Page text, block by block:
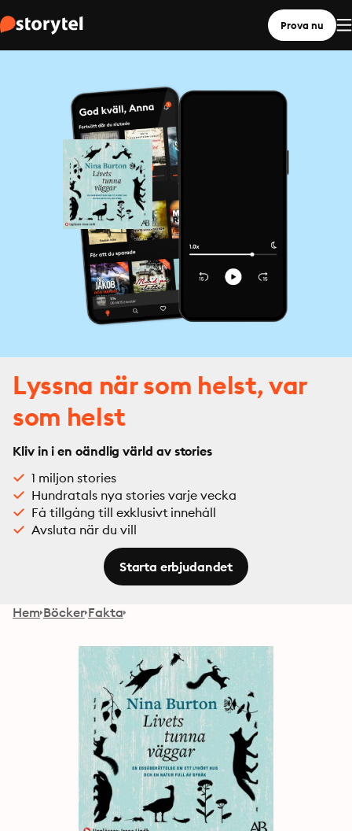
Prova nu
Lyssna när som helst, var
som helst
Kliv in i en oändlig värld av stories
1 miljon stories
Hundratals nya stories varje vecka
Få tillgång till exklusivt innehåll
Avsluta när du vill
Starta erbjudandet
Hem Böcker Fakta